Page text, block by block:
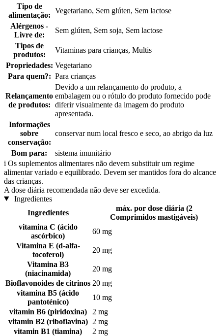
Tipo de
alimentação:
Vegetariano, Sem glúten, Sem lactose
Alérgenos -
Livre de:
Sem glúten, Sem soja, Sem lactose
Tipos de
produtos:
Vitaminas para crianças, Multis
Propriedades: Vegetariano
Para quem?: Para crianças
Relançamento
de produtos:
Devido a um relançamento do produto, a
embalagem ou o rótulo do produto fornecido pode
diferir visualmente da imagem do produto
apresentada.
Informações
sobre
conservação:
conservar num local fresco e seco, ao abrigo da luz
Bom para:
sistema imunitário
i Os suplementos alimentares não devem substituir um regime
alimentar variado e equilibrado. Devem ser mantidos fora do alcance
das crianças.
A dose diária recomendada não deve ser excedida.
Ingredientes
Ingredientes
máx. por dose diária (2
Comprimidos mastigáveis)
vitamina C (ácido
ascórbico)
60 mg
Vitamina E (d-alfa-
tocoferol)
20 mg
Vitamina B3
(niacinamida)
20 mg
Bioflavonoides de citrinos 20 mg
vitamina B5 (ácido
pantoténico)
10 mg
vitamin B6 (piridoxina)
2 mg
vitamin B2 (riboflavina)
2 mg
vitamin B1 (tiamina)
2 mg